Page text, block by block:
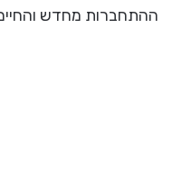
ההתחברות מחדש